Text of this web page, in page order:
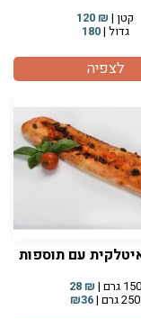
קטן | ₪
120
גדול |180
לצפיה
עם תוספות
150 גרם | ₪
28
250 גרם | ₪36